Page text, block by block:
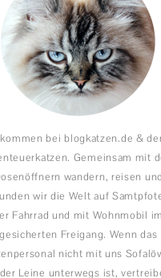
bei blogkatzen.de &
Gemeinsam mit
wandern, reisen und
wir die Welt auf
Fahrrad und mit Wohnmobil im
gesicherten Freigang. Wenn das
nicht mit uns
Leine unterwegs ist,